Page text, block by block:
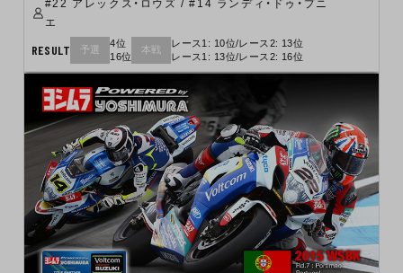
#22 アレックス・ロウズ / #14 ランディ・ドゥ・プニ
エ
RESULT 予選
4位
16位
本戦
レース1: 10位/レース2: 13位
レース1: 13位/レース2: 16位